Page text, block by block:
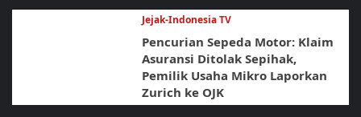
Jejak-Indonesia TV
Pencurian Sepeda Motor: Klaim
Asuransi Ditolak Sepihak,
Pemilik Usaha Mikro Laporkan
Zurich ke OJK